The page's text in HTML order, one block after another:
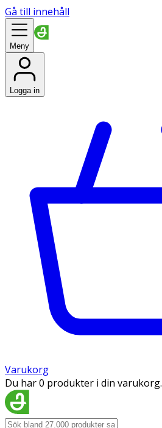
Gå till innehåll
Meny
Logga in
Varukorg
Du har 0 produkter i din varukorg.